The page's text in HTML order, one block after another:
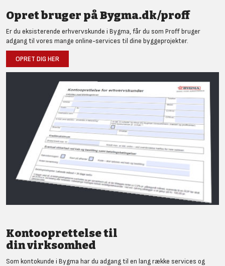
Opret bruger på Bygma.dk/proff
Er du eksisterende erhvervskunde i Bygma, får du som Proff bruger
adgang til vores mange online-services til dine byggeprojekter.
OPRET DIG HER
Kontooprettelse til
din virksomhed
Som kontokunde i Bygma har du adgang til en lang række services og